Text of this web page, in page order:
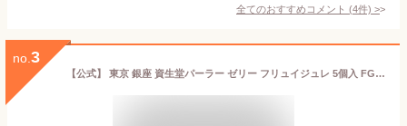
全てのおすすめコメント (4件) >
no. 3
【公式】 東京 銀座 資生堂パーラー ゼリー フリュイジュレ 5個入 FG22 フルーツゼリー 5種5個 詰め合わせ ゼリーギフト ジュレ 白桃 マンゴー チェリー はっさく ラ・フランス 洋菓子 スイーツ お中元 ギフト 2026 暑中見舞い お祝い 出産祝い 内祝い 手土産 東京土産